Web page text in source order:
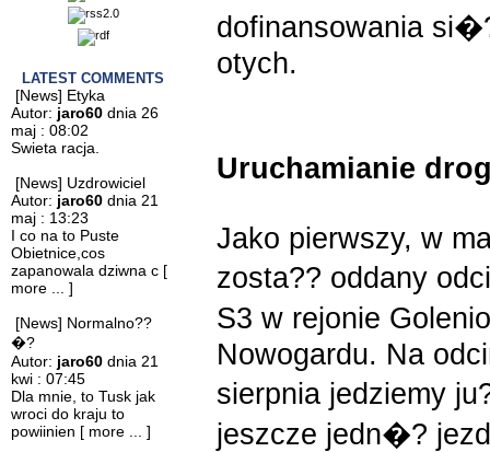
LATEST COMMENTS
[News] Etyka
Autor: jaro60 dnia 26
maj : 08:02
Swieta racja.
[News] Uzdrowiciel
Autor: jaro60 dnia 21
maj : 13:23
I co na to Puste
Obietnice,cos
zapanowala dziwna c [
more ... ]
[News] Normalno??
�?
Autor: jaro60 dnia 21
kwi : 07:45
Dla mnie, to Tusk jak
wroci do kraju to
powiinien [ more ... ]
dofinansowania
otych.
Uruchamianie
Jako pierwszy, w
zosta?? oddany
S3 w rejonie
Nowogardu. Na
sierpnia jedziemy
jeszcze jedn�?